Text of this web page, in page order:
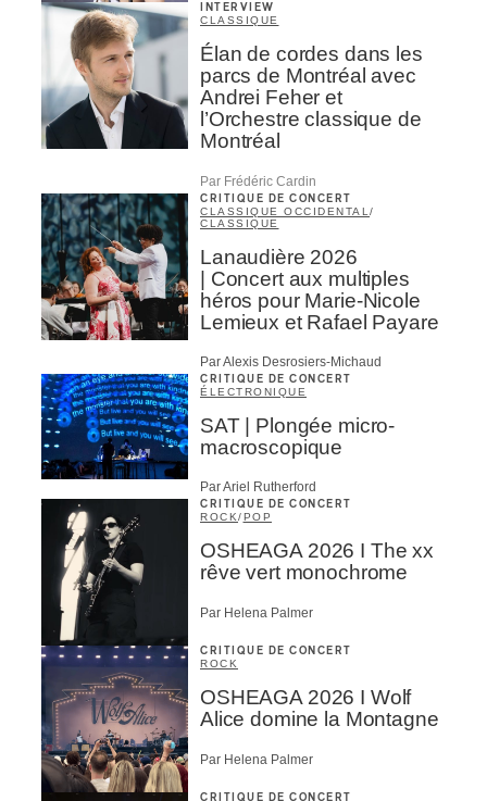
INTERVIEW
CLASSIQUE
Élan de cordes dans les
parcs de Montréal avec
Andrei Feher et
l’Orchestre classique de
Montréal
Par Frédéric Cardin
CRITIQUE DE CONCERT
CLASSIQUE OCCIDENTAL /
CLASSIQUE
Lanaudière 2026
| Concert aux multiples
héros pour Marie-Nicole
Lemieux et Rafael Payare
Par Alexis Desrosiers-Michaud
CRITIQUE DE CONCERT
ÉLECTRONIQUE
SAT | Plongée micro-
macroscopique
Par Ariel Rutherford
CRITIQUE DE CONCERT
ROCK/ POP
OSHEAGA 2026 I The xx
rêve vert monochrome
Par Helena Palmer
CRITIQUE DE CONCERT
ROCK
OSHEAGA 2026 I Wolf
Alice domine la Montagne
Par Helena Palmer
CRITIQUE DE CONCERT